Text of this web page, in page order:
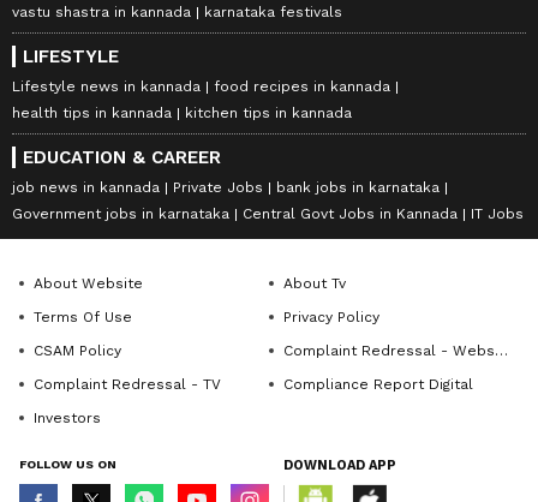
vastu shastra in kannada
karnataka festivals
LIFESTYLE
Lifestyle news in kannada
food recipes in kannada
health tips in kannada
kitchen tips in kannada
EDUCATION & CAREER
job news in kannada Private Jobs
bank jobs in karnataka
Government jobs in karnataka
Central Govt Jobs in Kannada IT Jobs
About Website
About Tv
Terms Of Use
Privacy Policy
CSAM Policy
Complaint Redressal - Website
Complaint Redressal - TV
Compliance Report Digital
Investors
FOLLOW US ON DOWNLOAD APP